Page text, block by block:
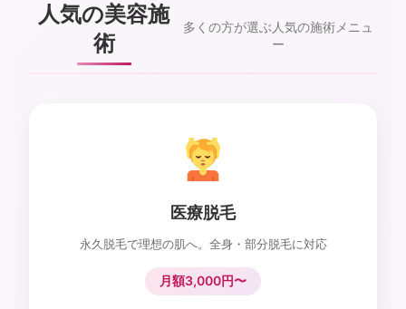
人気の美容施
術
多くの方が選ぶ人気の施術メニュ
ー
医療脱毛
永久脱毛で理想の肌へ。全身・部分脱毛に対応
月額3,000円〜